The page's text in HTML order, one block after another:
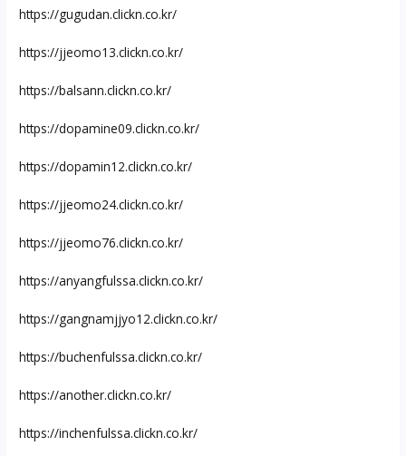
https://gugudan.clickn.co.kr/
https://jjeomo13.clickn.co.kr/
https://balsann.clickn.co.kr/
https://dopamine09.clickn.co.kr/
https://dopamin12.clickn.co.kr/
https://jjeomo24.clickn.co.kr/
https://jjeomo76.clickn.co.kr/
https://anyangfulssa.clickn.co.kr/
https://gangnamjjyo12.clickn.co.kr/
https://buchenfulssa.clickn.co.kr/
https://another.clickn.co.kr/
https://inchenfulssa.clickn.co.kr/